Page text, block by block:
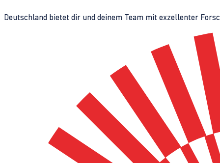
Deutschland bietet dir und deinem Team mit exzellenter